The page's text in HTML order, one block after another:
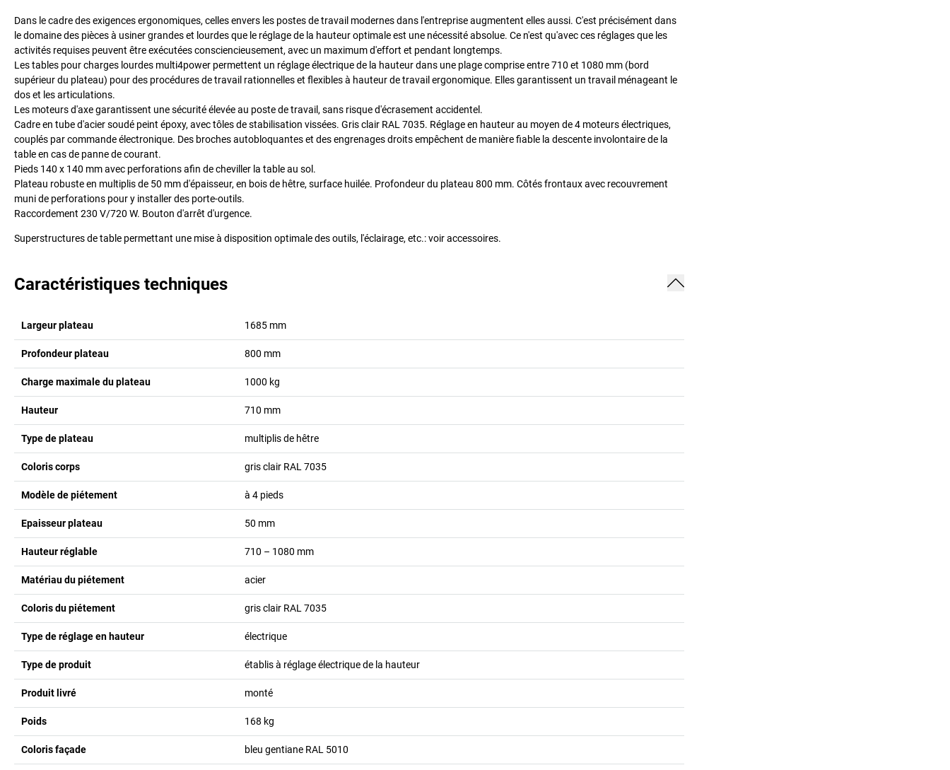
Dans le cadre des exigences ergonomiques, celles envers les postes de travail modernes dans l'entreprise augmentent elles aussi. C'est précisément dans
le domaine des pièces à usiner grandes et lourdes que le réglage de la hauteur optimale est une nécessité absolue. Ce n'est qu'avec ces réglages que les
activités requises peuvent être exécutées consciencieusement, avec un maximum d'effort et pendant longtemps.
Les tables pour charges lourdes multi4power permettent un réglage électrique de la hauteur dans une plage comprise entre 710 et 1080 mm (bord
supérieur du plateau) pour des procédures de travail rationnelles et flexibles à hauteur de travail ergonomique. Elles garantissent un travail ménageant le
dos et les articulations.
Les moteurs d'axe garantissent une sécurité élevée au poste de travail, sans risque d'écrasement accidentel.
Cadre en tube d'acier soudé peint époxy, avec tôles de stabilisation vissées. Gris clair RAL 7035. Réglage en hauteur au moyen de 4 moteurs électriques,
couplés par commande électronique. Des broches autobloquantes et des engrenages droits empêchent de manière fiable la descente involontaire de la
table en cas de panne de courant.
Pieds 140 x 140 mm avec perforations afin de cheviller la table au sol.
Plateau robuste en multiplis de 50 mm d'épaisseur, en bois de hêtre, surface huilée. Profondeur du plateau 800 mm. Côtés frontaux avec recouvrement
muni de perforations pour y installer des porte-outils.
Raccordement 230 V/720 W. Bouton d'arrêt d'urgence.
Superstructures de table permettant une mise à disposition optimale des outils, l'éclairage, etc.: voir accessoires.
Caractéristiques techniques
Largeur plateau 1685 mm
Profondeur plateau 800 mm
Charge maximale du plateau 1000 kg
Hauteur 710 mm
Type de plateau multiplis de hêtre
Coloris corps gris clair RAL 7035
Modèle de piétement à 4 pieds
Epaisseur plateau 50 mm
Hauteur réglable 710 – 1080 mm
Matériau du piétement acier
Coloris du piétement gris clair RAL 7035
Type de réglage en hauteur électrique
Type de produit établis à réglage électrique de la hauteur
Produit livré monté
Poids 168 kg
Coloris façade bleu gentiane RAL 5010